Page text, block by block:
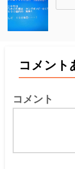
コメント
コメント